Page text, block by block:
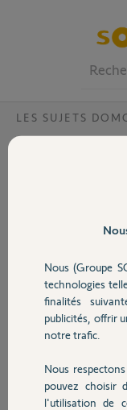
Volet
Sécurité
Domotique
Chauffage
LES SUJETS
Demande de
Impossible
mon iPad, cela
j'ai un message qui
procédé comme
Philippe
il y a plus de 9 ans
Réponses
Nous (Groupe
technologies
finalités
publicités, offrir
notre trafic.
Nous
pouvez choisir
l'utilisation de